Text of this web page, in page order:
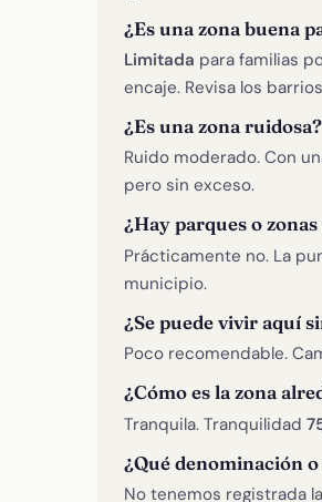
¿Es una zona buena
Limitada para familias
encaje. Revisa los
¿Es una zona ruidosa?
Ruido moderado. Con
pero sin exceso.
¿Hay parques o
Prácticamente no. La
municipio.
¿Se puede vivir aquí
Poco recomendable.
¿Cómo es la zona
Tranquila. Tranquilidad
¿Qué denominación
No tenemos registrada